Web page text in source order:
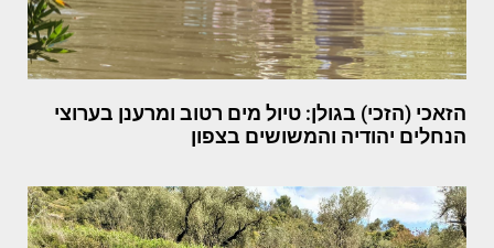
הזאכי (הזכי) בגולן: טיול מים רטוב ומרענן בערוצי
הנחלים יהודיה והמשושים בצפון